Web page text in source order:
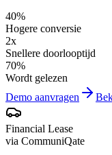
40%
Hogere conversie
2x
Snellere doorlooptijd
70%
Wordt gelezen
Demo aanvragen
Financial Lease
via CommuniQate